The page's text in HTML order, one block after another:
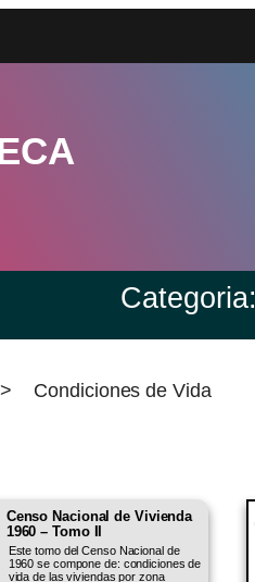
Categoria:
> Condiciones de Vida
Censo Nacional de Vivienda
1960 – Tomo II
Este tomo del Censo Nacional de
1960 se compone de: condiciones de
vida de las viviendas por zona